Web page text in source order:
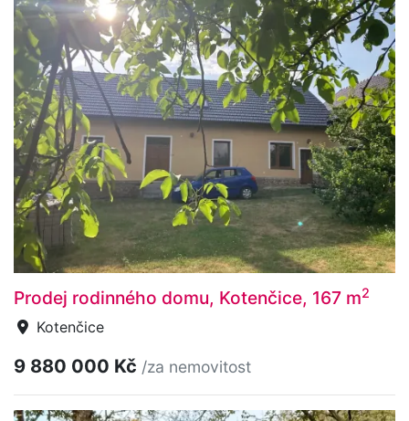
Prodej rodinného domu, Kotenčice, 167 m2
Kotenčice
9 880 000 Kč /za nemovitost